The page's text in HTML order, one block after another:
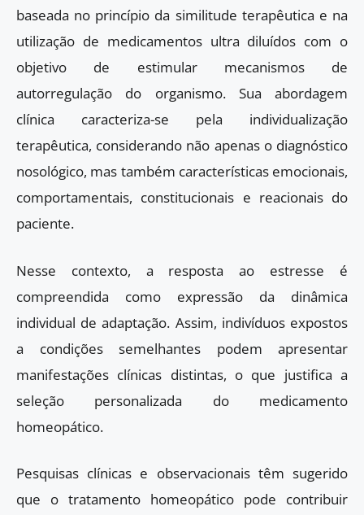
baseada no princípio da similitude terapêutica e na
utilização de medicamentos ultra diluídos com o
objetivo de estimular mecanismos de
autorregulação do organismo. Sua abordagem
clínica caracteriza-se pela individualização
terapêutica, considerando não apenas o diagnóstico
nosológico, mas também características emocionais,
comportamentais, constitucionais e reacionais do
paciente.
Nesse contexto, a resposta ao estresse é
compreendida como expressão da dinâmica
individual de adaptação. Assim, indivíduos expostos
a condições semelhantes podem apresentar
manifestações clínicas distintas, o que justifica a
seleção personalizada do medicamento
homeopático.
Pesquisas clínicas e observacionais têm sugerido
que o tratamento homeopático pode contribuir